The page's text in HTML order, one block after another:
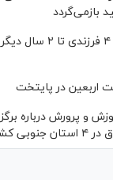
بازمی‌گردد
معافیت‌های ۳ و ۴ فرزندی
اربعین در پایتخت
و پرورش درباره
کشور